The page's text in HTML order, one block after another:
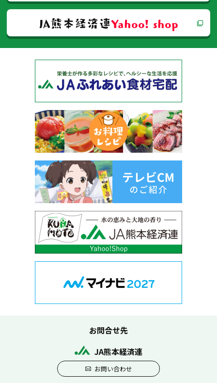
JA熊本経済連Yahoo! shop
お問合せ先
JA熊本経済連
お問い合わせ